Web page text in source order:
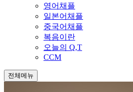
영어채플
일본어채플
중국어채플
복음이란
오늘의 Q,T
CCM
전체메뉴